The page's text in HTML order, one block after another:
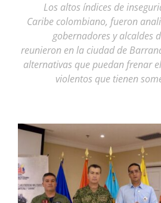
Los altos índices de
Caribe colombiano, fueron
gobernadores y alcaldes
reunieron en la ciudad de
alternativas que puedan frenar
violentos que tienen